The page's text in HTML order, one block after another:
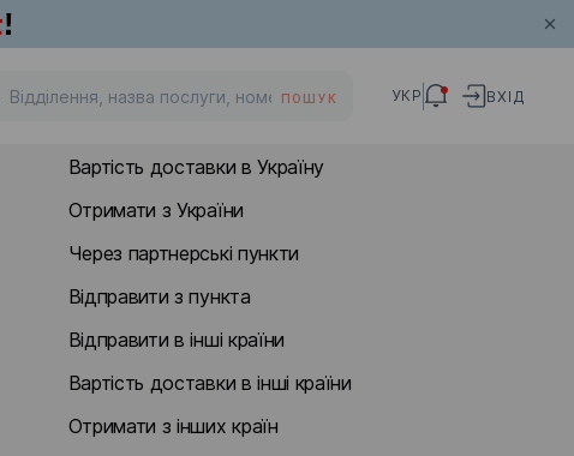
ПОШУК УКР ВХІД
Вартість доставки в Україну
Отримати з України
Через партнерські пункти
Відправити з пункта
Відправити в інші країни
Вартість доставки в інші країни
Отримати з інших країн